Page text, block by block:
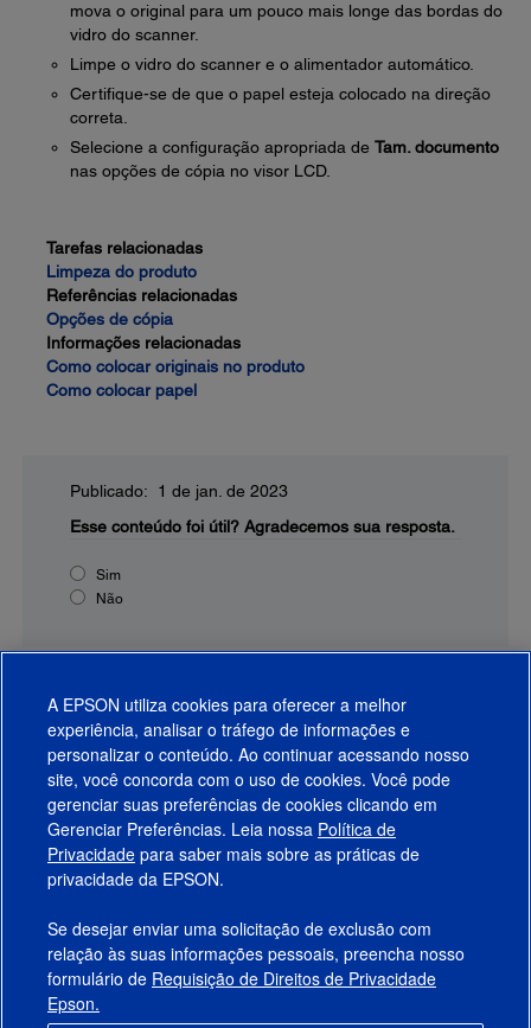
mova o original para um pouco mais longe das bordas do
vidro do scanner.
Limpe o vidro do scanner e o alimentador automático.
Certifique-se de que o papel esteja colocado na direção
correta.
Selecione a configuração apropriada de Tam. documento
nas opções de cópia no visor LCD.
Tarefas relacionadas
Limpeza do produto
Referências relacionadas
Opções de cópia
Informações relacionadas
Como colocar originais no produto
Como colocar papel
Publicado: 1 de jan. de 2023
Esse conteúdo foi útil? Agradecemos sua resposta.
Sim
Não
Produtos
Suporte
Links Sugeridos
Empresa
A EPSON utiliza cookies para oferecer a melhor
experiência, analisar o tráfego de informações e
personalizar o conteúdo. Ao continuar acessando nosso
site, você concorda com o uso de cookies. Você pode
gerenciar suas preferências de cookies clicando em
Gerenciar Preferências. Leia nossa Política de
Privacidade para saber mais sobre as práticas de
privacidade da EPSON.
Se desejar enviar uma solicitação de exclusão com
relação às suas informações pessoais, preencha nosso
formulário de Requisição de Direitos de Privacidade
Epson.